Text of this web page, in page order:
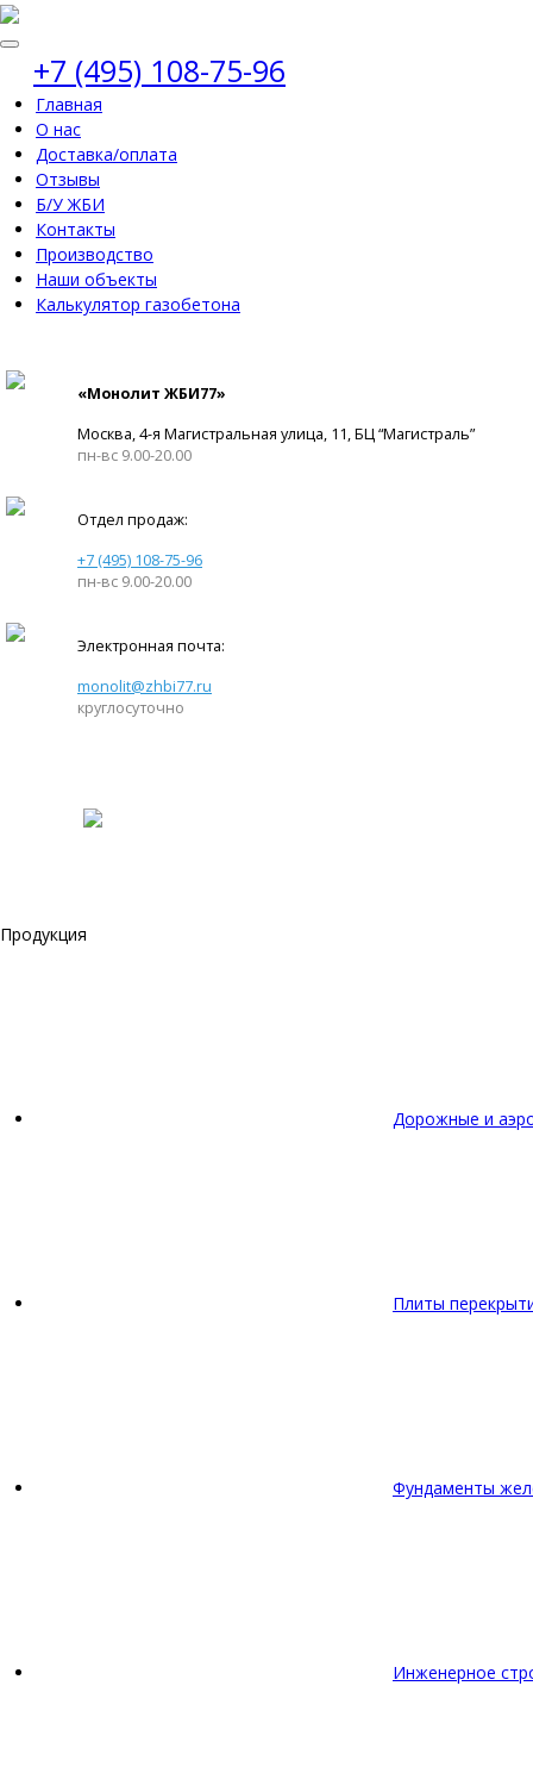
+7 (495) 108-75-96
Главная
О нас
Доставка/оплата
Отзывы
Б/У ЖБИ
Контакты
Производство
Наши объекты
Калькулятор газобетона
«Монолит ЖБИ77»
Москва, 4-я Магистральная улица, 11, ​БЦ “Магистраль”
пн-вс 9.00-20.00
Отдел продаж:
+7 (495) 108-75-96
пн-вс 9.00-20.00
Электронная почта:
monolit@zhbi77.ru
круглосуточно
Продукция
Дорожные и
Плиты
Фундаменты
Инженерное